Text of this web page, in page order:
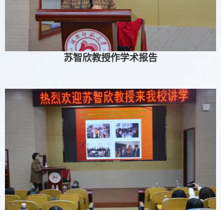
苏智欣教授作学术报告